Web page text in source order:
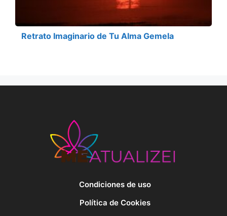
Retrato Imaginario de Tu Alma Gemela
Condiciones de uso
Política de Cookies